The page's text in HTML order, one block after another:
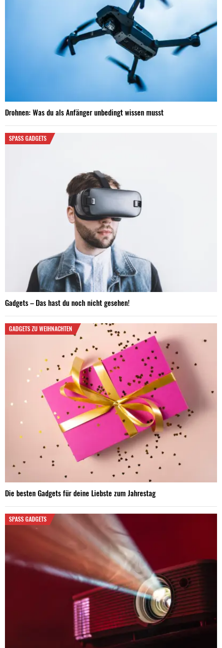
Drohnen: Was du als Anfänger unbedingt wissen musst
SPASS GADGETS
Gadgets – Das hast du noch nicht gesehen!
GADGETS ZU WEIHNACHTEN
Die besten Gadgets für deine Liebste zum Jahrestag
SPASS GADGETS